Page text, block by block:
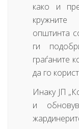
како и
општинта
ги
граѓаните
да го
Инаку ЈП
и